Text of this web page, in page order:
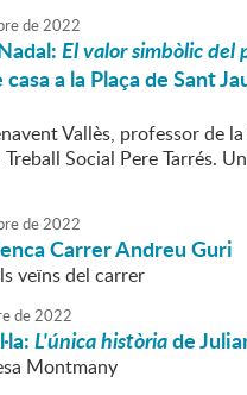
de2022
El valor simbòlic del
a la Plaça de Sant
Vallès, professor de
Social Pere Tarrés.
de2022
Carrer Andreu Guri
veïns del carrer
de2022
L'única històriade
Montmany